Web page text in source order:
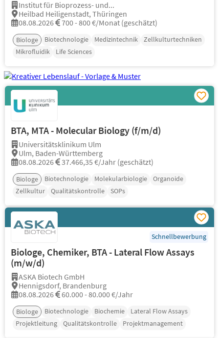
Institut für Bioprozess- und...
Heilbad Heiligenstadt, Thüringen
08.08.2026
700 - 800 €/Monat (geschätzt)
Biologe Biotechnologie Medizintechnik
Zellkulturtechniken
Mikrofluidik
Life Sciences
BTA, MTA - Molecular Biology (f/m/d)
Universitätsklinikum Ulm
Ulm, Baden-Württemberg
08.08.2026
37.466,35 €/Jahr (geschätzt)
Biologe Biotechnologie Molekularbiologie
Organoide
Zellkultur
Qualitätskontrolle SOPs
Schnellbewerbung
Biologe, Chemiker, BTA - Lateral Flow Assays
(m/w/d)
ASKA Biotech GmbH
Hennigsdorf, Brandenburg
08.08.2026
60.000 - 80.000 €/Jahr
Biologe Biotechnologie Biochemie
Lateral Flow Assays
Projektleitung
Qualitätskontrolle Projektmanagement